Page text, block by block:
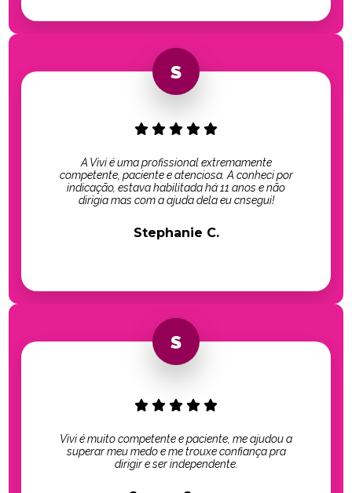
A Vivi é uma profissional extremamente
competente, paciente e atenciosa. A conheci por
indicação, estava habilitada há 11 anos e não
dirigia mas com a ajuda dela eu cnsegui!
Stephanie C.
Vivi é muito competente e paciente, me ajudou a
superar meu medo e me trouxe confiança pra
dirigir e ser independente.